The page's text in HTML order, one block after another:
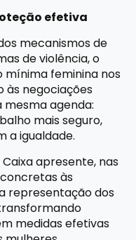
efetiva
mecanismos de
de violência, o
feminina nos
às negociações
agenda:
mais seguro,
a igualdade.
apresente, nas
às
representação dos
medidas efetivas